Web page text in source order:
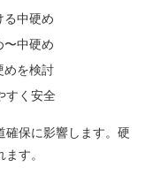
る中硬め
〜中硬め
めを検討
すく安全
確保に影響します。硬
す。